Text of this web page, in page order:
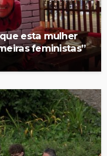
esta mulher
feministas”